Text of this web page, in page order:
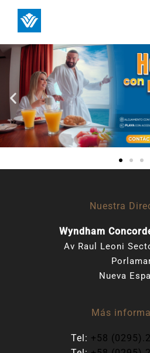
Nuestra
Wyndham
Av Raul Leoni
Nueva
Más
Tel: +58